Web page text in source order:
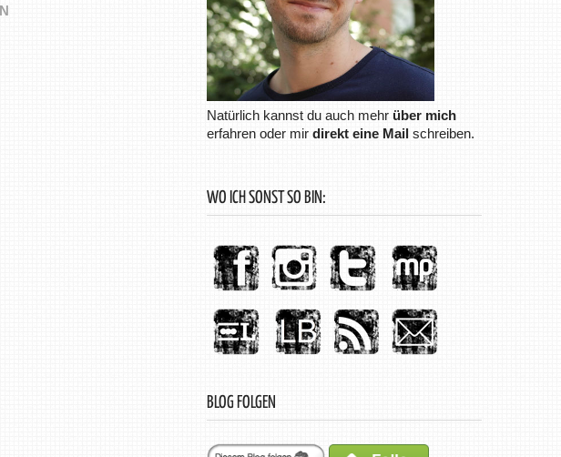
Natürlich kannst du auch mehr über mich
erfahren oder mirdirekt eine Mail schreiben.
WO ICH SONST SO BIN:
BLOG FOLGEN